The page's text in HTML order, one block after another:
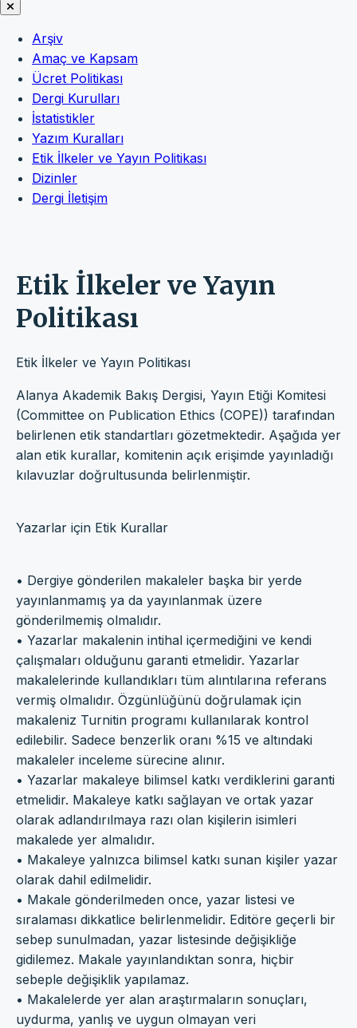
Arşiv
Amaç ve Kapsam
Ücret Politikası
Dergi Kurulları
İstatistikler
Yazım Kuralları
Etik İlkeler ve Yayın Politikası
Dizinler
Dergi İletişim
Etik İlkeler ve Yayın
Politikası
Etik İlkeler ve Yayın Politikası
Alanya Akademik Bakış Dergisi, Yayın Etiği Komitesi
(Committee on Publication Ethics (COPE)) tarafından
belirlenen etik standartları gözetmektedir. Aşağıda yer
alan etik kurallar, komitenin açık erişimde yayınladığı
kılavuzlar doğrultusunda belirlenmiştir.
Yazarlar için Etik Kurallar
• Dergiye gönderilen makaleler başka bir yerde
yayınlanmamış ya da yayınlanmak üzere
gönderilmemiş olmalıdır.
• Yazarlar makalenin intihal içermediğini ve kendi
çalışmaları olduğunu garanti etmelidir. Yazarlar
makalelerinde kullandıkları tüm alıntılarına referans
vermiş olmalıdır. Özgünlüğünü doğrulamak için
makaleniz Turnitin programı kullanılarak kontrol
edilebilir. Sadece benzerlik oranı %15 ve altındaki
makaleler inceleme sürecine alınır.
• Yazarlar makaleye bilimsel katkı verdiklerini garanti
etmelidir. Makaleye katkı sağlayan ve ortak yazar
olarak adlandırılmaya razı olan kişilerin isimleri
makalede yer almalıdır.
• Makaleye yalnızca bilimsel katkı sunan kişiler yazar
olarak dahil edilmelidir.
• Makale gönderilmeden once, yazar listesi ve
sıralaması dikkatlice belirlenmelidir. Editöre geçerli bir
sebep sunulmadan, yazar listesinde değişikliğe
gidilemez. Makale yayınlandıktan sonra, hiçbir
sebeple değişiklik yapılamaz.
• Makalelerde yer alan araştırmaların sonuçları,
uydurma, yanlış ve uygun olmayan veri